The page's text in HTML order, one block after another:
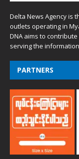
Delta News Agency is
outlets operating in
DNA aims to
serving the
PARTNERS